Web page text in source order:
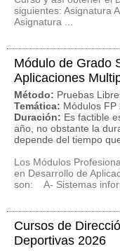
siguientes: Asignatura
Asignatura ...
Módulo de Grado
Aplicaciones
Método: Pruebas
Temática: Módulos FP
Duración: Es factible
año, no obstante la
depende del tiempo
Los Módulos
en Desarrollo de
son: A- Sistemas
Cursos de
Deportivas 2026